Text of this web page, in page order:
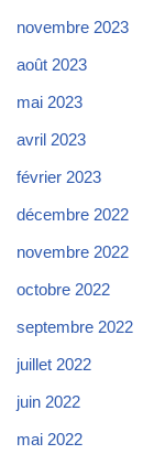
novembre 2023
août 2023
mai 2023
avril 2023
février 2023
décembre 2022
novembre 2022
octobre 2022
septembre 2022
juillet 2022
juin 2022
mai 2022